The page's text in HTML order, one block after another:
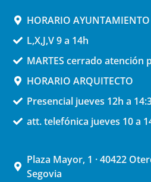
HORARIO AYUNTAMIENTO
L,X,J,V 9 a 14h
MARTES cerrado atención
HORARIO ARQUITECTO
Presencial jueves 12h a
att. telefónica jueves 10 a
Plaza Mayor, 1 · 40422
Segovia